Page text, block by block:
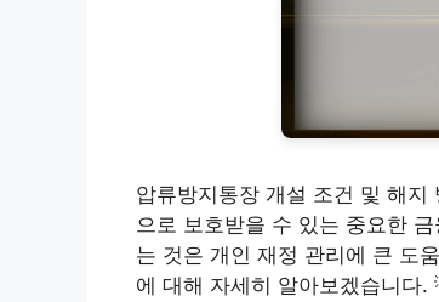
압류방지통장 개설 조건 및 해지
으로 보호받을 수 있는 중요한
는 것은 개인 재정 관리에 큰 도
에 대해 자세히 알아보겠습니다